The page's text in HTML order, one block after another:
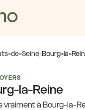
de-Seine/Bourg-la-
la-Reine
vraiment à Bourg-la-